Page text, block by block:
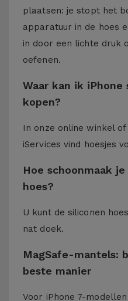
plaatsen: je stopt het
apparatuur in de hoes
in door een lichte druk
oefenen.
Waar kan ik iPhone
kopen?
In onze online winkel
iServices vind hoesjes
Hoe schoonmaak
hoes?
U kunt de siliconen
nat doek.
MagSafe-mantels:
beste manier
Voor iPhone 7-